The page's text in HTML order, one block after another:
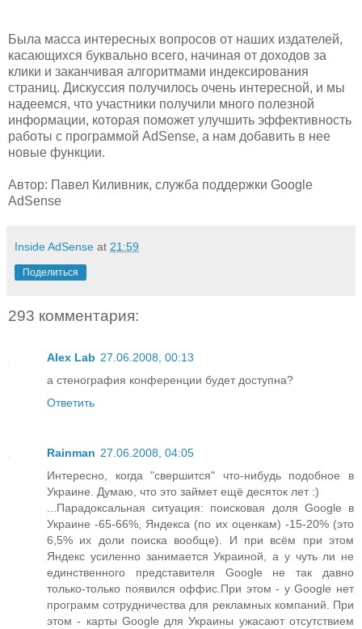
Была масса интересных вопросов от наших издателей,
касающихся буквально всего, начиная от доходов за
клики и заканчивая алгоритмами индексирования
страниц. Дискуссия получилось очень интересной, и мы
надеемся, что участники получили много полезной
информации, которая поможет улучшить эффективность
работы с программой AdSense, а нам добавить в нее
новые функции.
Автор: Павел Киливник, служба поддержки Google
AdSense
Inside AdSense at 21:59
Поделиться
293 комментария:
Alex Lab 27.06.2008, 00:13
а стенография конференции будет доступна?
Ответить
Rainman 27.06.2008, 04:05
Интересно, когда "свершится" что-нибудь подобное в
Украине. Думаю, что это займет ещё десяток лет :)
...Парадоксальная ситуация: поисковая доля Google в
Украине -65-66%, Яндекса (по их оценкам) -15-20% (это
6,5% их доли поиска вообще). И при всём при этом
Яндекс усиленно занимается Украиной, а у чуть ли не
единственного представителя Google не так давно
только-только появился оффис.При этом - у Google нет
программ сотрудничества для рекламных компаний. При
этом - карты Google для Украины ужасают отсутствием